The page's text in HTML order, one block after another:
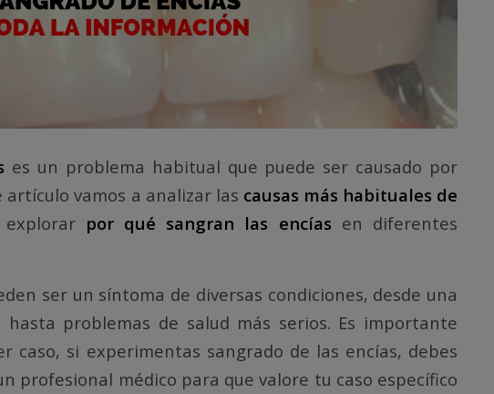
es un problema habitual que puede ser causado por
vamos a analizar las causas más habituales de
por qué sangran las encías en diferentes
ser un síntoma de diversas condiciones, desde una
hasta problemas de salud más serios. Es importante
caso, si experimentas sangrado de las encías, debes
profesional médico para que valore tu caso específico